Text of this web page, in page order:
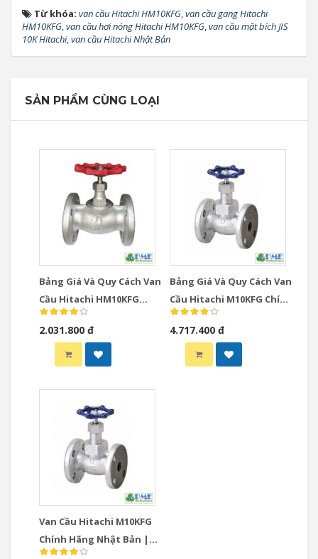
Từ khóa: van cầu Hitachi HM10KFG,van cầu gang Hitachi
HM10KFG,van cầu hơi nóng Hitachi HM10KFG,van cầu mặt bích JIS
10K Hitachi,van cầu Hitachi Nhật Bản
SẢN PHẨM CÙNG LOẠI
Bảng Giá Và Quy Cách Van
Cầu Hitachi HM10KFG
Chính Hãng | Giá Tốt Tại
Phúc Minh
2.031.800 đ
Bảng Giá Và Quy Cách Van
Cầu Hitachi M10KFG Chính
Hãng | Giá Tốt Phúc Minh
4.717.400 đ
Van Cầu Hitachi M10KFG
Chính Hãng Nhật Bản |